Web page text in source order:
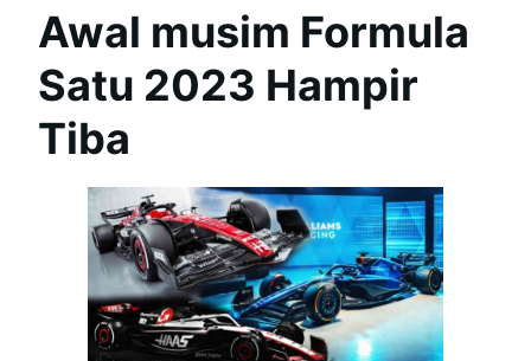
Awal musim Formula
Satu 2023 Hampir
Tiba